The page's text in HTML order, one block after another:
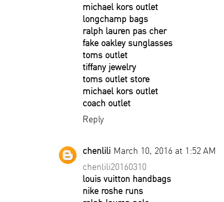
michael kors outlet
longchamp bags
ralph lauren pas cher
fake oakley sunglasses
toms outlet
tiffany jewelry
toms outlet store
michael kors outlet
coach outlet
Reply
chenlili March 10, 2016 at 1:52 AM
chenlili20160310
louis vuitton handbags
nike roshe runs